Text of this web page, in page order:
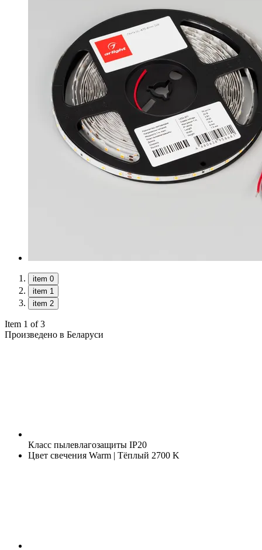
item 0
item 1
item 2
Item 1 of 3
Произведено в Беларуси
Класс пылевлагозащиты IP20
Цвет свечения Warm | Тёплый 2700 K